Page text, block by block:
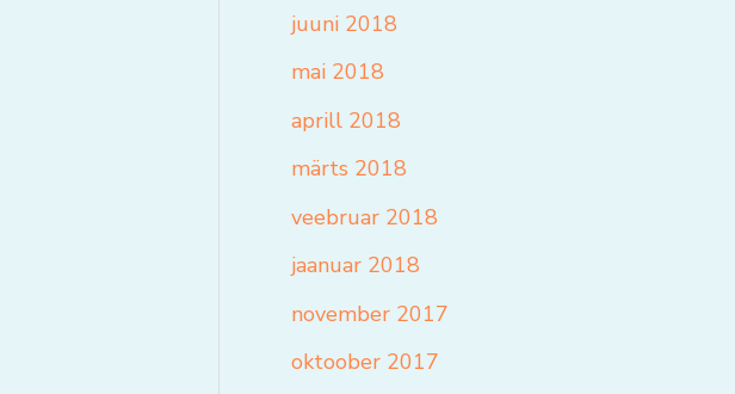
juuni 2018
mai 2018
aprill 2018
märts 2018
veebruar 2018
jaanuar 2018
november 2017
oktoober 2017